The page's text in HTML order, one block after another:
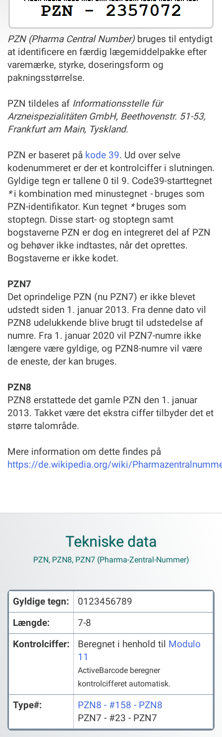
PZN (Pharma Central Number) bruges til entydigt
at identificere en færdig lægemiddelpakke efter
varemærke, styrke, doseringsform og
pakningsstørrelse.
PZN tildeles af Informationsstelle für
Arzneispezialitäten GmbH, Beethovenstr. 51-53,
Frankfurt am Main, Tyskland.
PZN er baseret på kode 39. Ud over selve
kodenummeret er der et kontrolciffer i slutningen.
Gyldige tegn er tallene 0 til 9. Code39-starttegnet
*i kombination med minustegnet -bruges som
PZN-identifikator. Kun tegnet *bruges som
stoptegn. Disse start- og stoptegn samt
bogstaverne PZN er dog en integreret del af PZN
og behøver ikke indtastes, når det oprettes.
Bogstaverne er ikke kodet.
PZN7
Det oprindelige PZN (nu PZN7) er ikke blevet
udstedt siden 1. januar 2013. Fra denne dato vil
PZN8 udelukkende blive brugt til udstedelse af
numre. Fra 1. januar 2020 vil PZN7-numre ikke
længere være gyldige, og PZN8-numre vil være
de eneste, der kan bruges.
PZN8
PZN8 erstattede det gamle PZN den 1. januar
2013. Takket være det ekstra ciffer tilbyder det et
større talområde.
Mere information om dette findes på
https://de.wikipedia.org/wiki/
Tekniske data
PZN, PZN8, PZN7 (Pharma-Zentral-Nummer)
Gyldige tegn:
0123456789
Længde:
7-8
Kontrolciffer:
Beregnet i henhold til Modulo
11
ActiveBarcode beregner
kontrolcifferet automatisk.
Type#:
PZN8 - #158 - PZN8
PZN7 - #23 - PZN7